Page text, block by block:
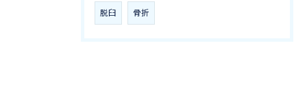
脱臼 骨折